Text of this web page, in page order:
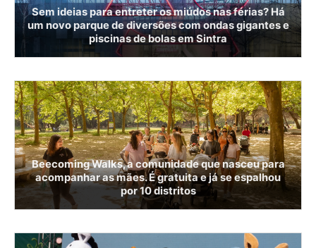
Sem ideias para entreter os miúdos nas férias? Há
um novo parque de diversões com ondas gigantes e
piscinas de bolas em Sintra
Beecoming Walks, a comunidade que nasceu para
acompanhar as mães. É gratuita e já se espalhou
por 10 distritos